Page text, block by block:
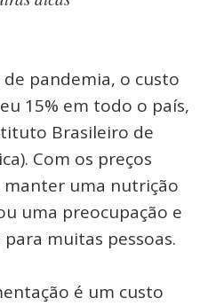
pandemia, o custo
15% em todo o país,
Brasileiro de
Com os preços
manter uma nutrição
uma preocupação e
muitas pessoas.
é um custo